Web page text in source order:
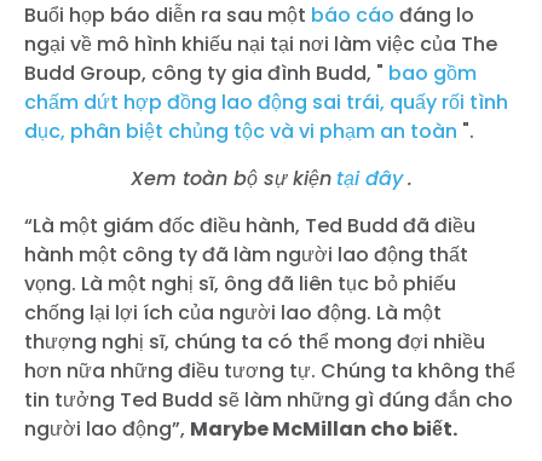
Buổi họp báo diễn ra sau một báo cáo đáng lo
ngại về mô hình khiếu nại tại nơi làm việc của The
Budd Group, công ty gia đình Budd, " bao gồm
chấm dứt hợp đồng lao động sai trái, quấy rối tình
dục, phân biệt chủng tộc và vi phạm an toàn ".
Xem toàn bộ sự kiện tại đây.
“Là một giám đốc điều hành, Ted Budd đã điều
hành một công ty đã làm người lao động thất
vọng. Là một nghị sĩ, ông đã liên tục bỏ phiếu
chống lại lợi ích của người lao động. Là một
thượng nghị sĩ, chúng ta có thể mong đợi nhiều
hơn nữa những điều tương tự. Chúng ta không thể
tin tưởng Ted Budd sẽ làm những gì đúng đắn cho
người lao động”, Marybe McMillan cho biết.